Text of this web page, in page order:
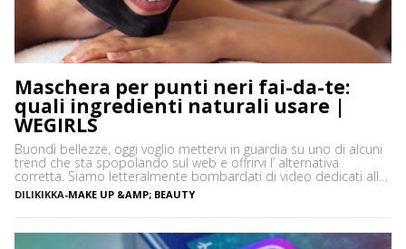
Maschera per punti neri fai-da-te:
quali ingredienti naturali usare |
WEGIRLS
Buondì bellezze, oggi voglio mettervi in guardia su uno di alcuni
trend che sta spopolando sul web e offrirvi l’ alternativa
corretta. Siamo letteralmente bombardati di video dedicati alle
maschere nere per la rimozione dei punti neri, c’è chi le acquista
pronte e chi si improvvisa nel ricrearle utilizzando il carbone
DILIKIKKA-MAKE UP &AMP; BEAUTY